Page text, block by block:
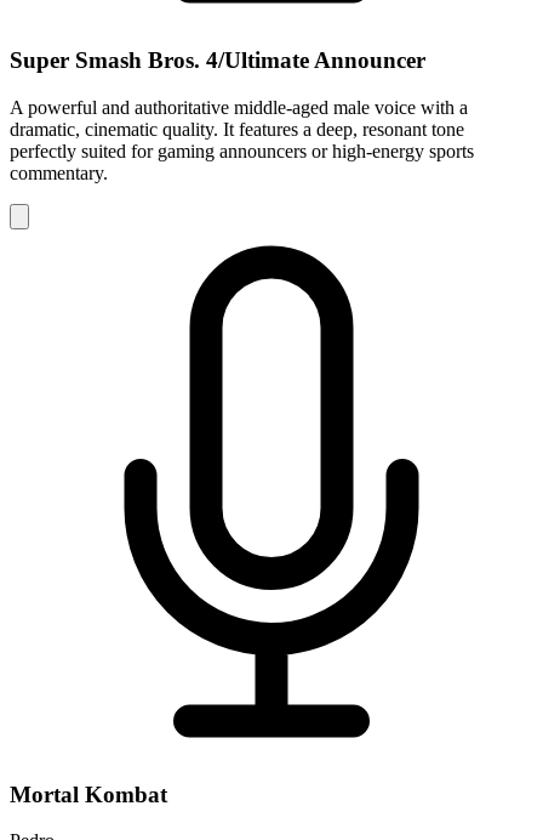
Super Smash Bros. 4/Ultimate Announcer
A powerful and authoritative middle-aged male voice with a
dramatic, cinematic quality. It features a deep, resonant tone
perfectly suited for gaming announcers or high-energy sports
commentary.
Mortal Kombat